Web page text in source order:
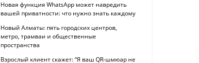
Новая функция WhatsApp может навредить
вашей приватности: что нужно знать каждому
Новый Алматы: пять городских центров,
метро, трамваи и общественные
пространства
Взрослый клиент скажет: “Я ваш QR-шмюар не